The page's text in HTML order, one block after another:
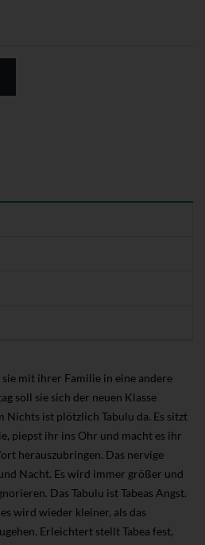
sie mit ihrer Familie in eine andere
soll sie sich der neuen Klasse
Nichts ist plötzlich Tabulu da. Es sitzt
piepst ihr ins Ohr und macht es ihr
herauszubringen. Das nervige
Nacht. Es wird immer größer und
Das Tabulu ist Tabeas Angst.
wird wieder kleiner, als das
Erleichtert stellt Tabea fest,